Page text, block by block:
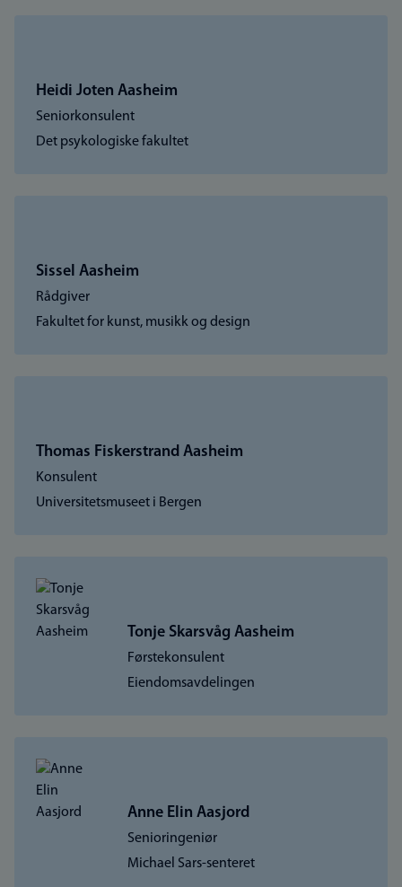
Heidi Joten Aasheim
Seniorkonsulent
Det psykologiske fakultet
Sissel Aasheim
Rådgiver
Fakultet for kunst, musikk og design
Thomas Fiskerstrand Aasheim
Konsulent
Universitetsmuseet i Bergen
Tonje Skarsvåg Aasheim
Førstekonsulent
Eiendomsavdelingen
Anne Elin Aasjord
Senioringeniør
Michael Sars-senteret